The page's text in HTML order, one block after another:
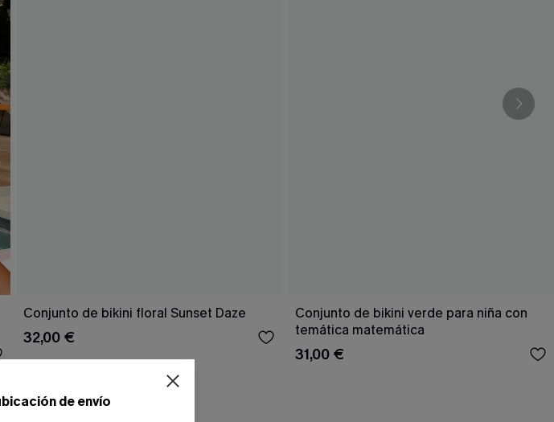
Conjunto de bikini floral Sunset Daze
32,00 €
Conjunto de bikini verde para niña con
temática matemática
31,00 €
de envío